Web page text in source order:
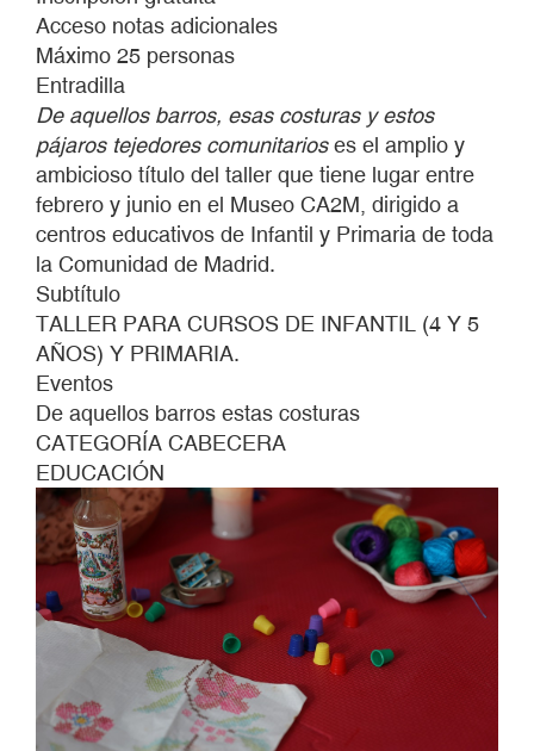
BARROS,
ESAS
COSTURAS
Y
ESTOS
PÁJAROS
TEJEDORES
COMUNITARIOS.
Acceso notas adicionales
Máximo 25 personas
Entradilla
De aquellos barros, esas costuras y estos
pájaros tejedores comunitarioses el amplio y
ambicioso título del taller que tiene lugar entre
febrero y junio en el Museo CA2M, dirigido a
centros educativos de Infantil y Primaria de toda
la Comunidad de Madrid.
Subtítulo
TALLER PARA CURSOS DE INFANTIL (4 Y 5
AÑOS) Y PRIMARIA.
Eventos
De aquellos barros estas costuras
CATEGORÍA CABECERA
EDUCACIÓN